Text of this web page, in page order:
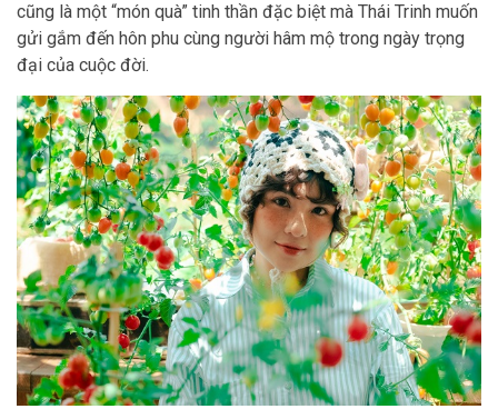
cũng là một “món quà” tinh thần đặc biệt mà Thái Trinh muốn
gửi gắm đến hôn phu cùng người hâm mộ trong ngày trọng
đại của cuộc đời.